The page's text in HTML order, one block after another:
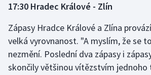
17:30 Hradec Králové - Zlín
Zápasy Hradce Králové a Zlína
velká vyrovnanost. "A myslím, že se
nezmění. Poslední dva zápasy i
skončily většinou vítězstvím jednoho